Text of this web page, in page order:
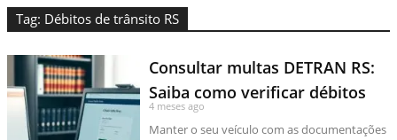
Tag: Débitos de trânsito RS
Consultar multas DETRAN RS:
Saiba como verificar débitos
4 meses ago
Manter o seu veículo com as documentações